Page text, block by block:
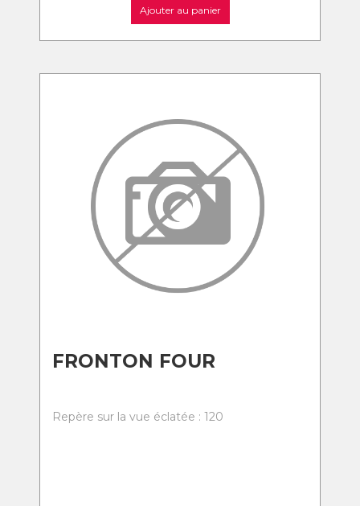
Ajouter au panier
FRONTON FOUR
Repère sur la vue éclatée : 120